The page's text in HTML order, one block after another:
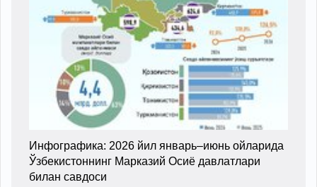
Инфографика: 2026 йил январь–июнь ойларида
Ўзбекистоннинг Марказий Осиё давлатлари
билан савдоси